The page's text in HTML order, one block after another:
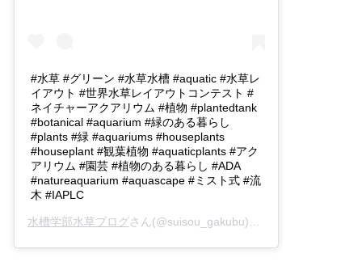
#水草 #グリーン #水草水槽 #aquatic #水草レ
イアウト #世界水草レイアウトコンテスト #
ネイチャーアクアリウム #植物 #plantedtank
#botanical #aquarium #緑のある暮らし
#plants #緑 #aquariums #houseplants
#houseplant #観葉植物 #aquaticplants #アク
アリウム #園芸 #植物のある暮らし #ADA
#natureaquarium #aquascape #ミスト式 #流
木 #IAPLC
水槽学部水草ブログさん(@suisou_gakubu)がシェアした投稿 -